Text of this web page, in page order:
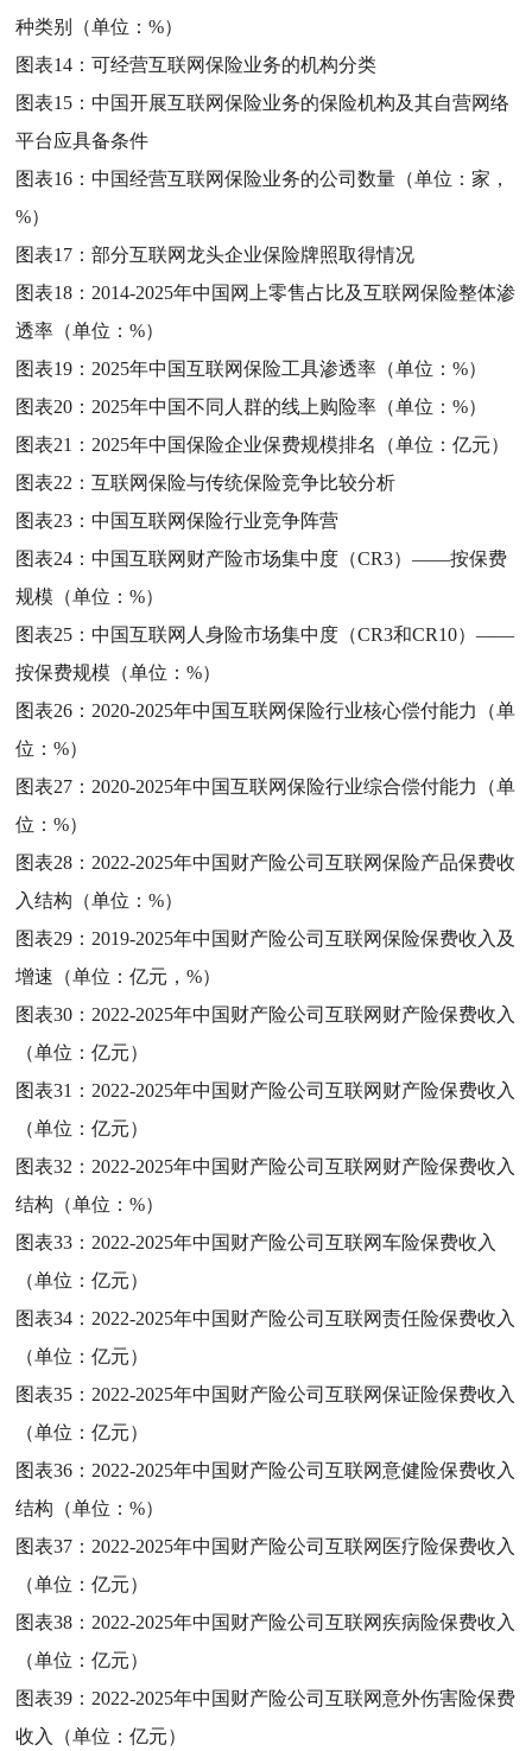
种类别（单位：%）
图表14：可经营互联网保险业务的机构分类
图表15：中国开展互联网保险业务的保险机构及其自营网络
平台应具备条件
图表16：中国经营互联网保险业务的公司数量（单位：家，
%）
图表17：部分互联网龙头企业保险牌照取得情况
图表18： 2014-2025年中国网上零售占比及互联网保险整体渗
透率（单位：%）
图表19： 2025年中国互联网保险工具渗透率（单位：%）
图表20： 2025年中国不同人群的线上购险率（单位：%）
图表21： 2025年中国保险企业保费规模排名（单位：亿元）
图表22：互联网保险与传统保险竞争比较分析
图表23：中国互联网保险行业竞争阵营
图表24：中国互联网财产险市场集中度（CR3）——按保费
规模（单位：%）
图表25：中国互联网人身险市场集中度（CR3和CR10）——
按保费规模（单位：%）
图表26： 2020-2025年中国互联网保险行业核心偿付能力（单
位：%）
图表27： 2020-2025年中国互联网保险行业综合偿付能力（单
位：%）
图表28： 2022-2025年中国财产险公司互联网保险产品保费收
入结构（单位：%）
图表29： 2019-2025年中国财产险公司互联网保险保费收入及
增速（单位：亿元，%）
图表30： 2022-2025年中国财产险公司互联网财产险保费收入
（单位：亿元）
图表31： 2022-2025年中国财产险公司互联网财产险保费收入
（单位：亿元）
图表32： 2022-2025年中国财产险公司互联网财产险保费收入
结构（单位：%）
图表33： 2022-2025年中国财产险公司互联网车险保费收入
（单位：亿元）
图表34： 2022-2025年中国财产险公司互联网责任险保费收入
（单位：亿元）
图表35： 2022-2025年中国财产险公司互联网保证险保费收入
（单位：亿元）
图表36： 2022-2025年中国财产险公司互联网意健险保费收入
结构（单位：%）
图表37： 2022-2025年中国财产险公司互联网医疗险保费收入
（单位：亿元）
图表38： 2022-2025年中国财产险公司互联网疾病险保费收入
（单位：亿元）
图表39： 2022-2025年中国财产险公司互联网意外伤害险保费
收入（单位：亿元）